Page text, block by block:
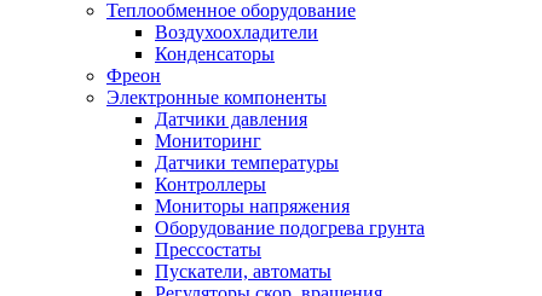
Теплообменное оборудование
Воздухоохладители
Конденсаторы
Фреон
Электронные компоненты
Датчики давления
Мониторинг
Датчики температуры
Контроллеры
Мониторы напряжения
Оборудование подогрева грунта
Прессостаты
Пускатели, автоматы